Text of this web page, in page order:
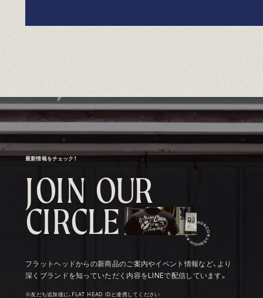
最新情報をチェック！
JOIN OUR
CIRCLE
フラットヘッドからの新商品のご案内やイベント情報など、より
深くブランドを知っていただく内容をLINEで配信しています。
※友だち追加後に、FLAT HEAD IDと連携してください